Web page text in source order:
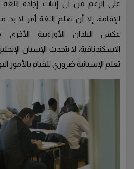
على الرغم من أن إثبات إجادة
للإقامة، إلا أن تعلم اللغة أمر لا
عكس البلدان الأوروبية
الاسكندنافية، لا يتحدث الإسبان
تعلم الإسبانية ضروري للقيام بالأمور